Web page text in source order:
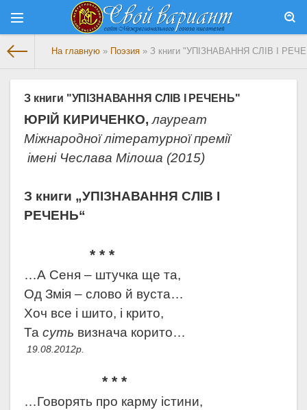
На главную » Поэзия » З книги "УПІЗНАВАННЯ СЛІВ І
З книги "УПІЗНАВАННЯ СЛІВ І РЕЧЕНЬ"
ЮРІЙ КИРИЧЕНКО,лауреат
Міжнародної літературної премії
імені Чеслава Мілоша (2015)
З книги „УПІЗНАВАННЯ СЛІВ І
РЕЧЕНЬ“
* * *
…А Сеня – штучка ще та,
Од Змія – слово й вуста…
Хоч все і шито, і крито,
Та суть визнача корито…
19.08.2012р.
* * *
…Говорять про карму істини,